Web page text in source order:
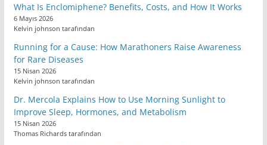
What Is Enclomiphene? Benefits, Costs, and How It Works
6 Mayıs 2026
Kelvin johnson tarafından
Running for a Cause: How Marathoners Raise Awareness
for Rare Diseases
15 Nisan 2026
Kelvin johnson tarafından
Dr. Mercola Explains How to Use Morning Sunlight to
Improve Sleep, Hormones, and Metabolism
15 Nisan 2026
Thomas Richards tarafından